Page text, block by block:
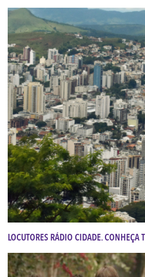
LOCUTORES RÁDIO CIDADE. CONHEÇA